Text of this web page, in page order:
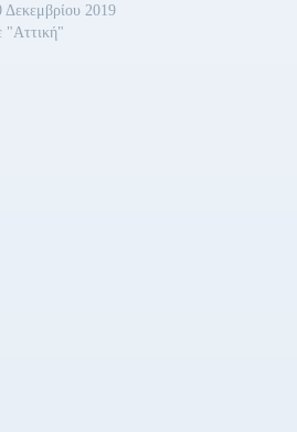
Δεκεμβρίου 2019
"Αττική"